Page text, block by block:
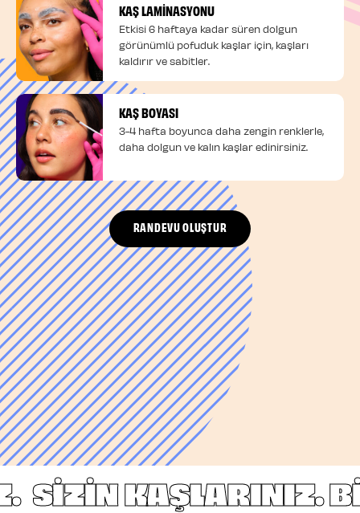
KAŞ LAMINASYONU
Etkisi 6 haftaya kadar süren dolgun
görünümlü pofuduk kaşlar için, kaşları
kaldırır ve sabitler.
KAŞ BOYASI
3-4 hafta boyunca daha zengin renklerle,
daha dolgun ve kalın kaşlar edinirsiniz.
RANDEVU OLUŞTUR
KAŞLARINIZ.